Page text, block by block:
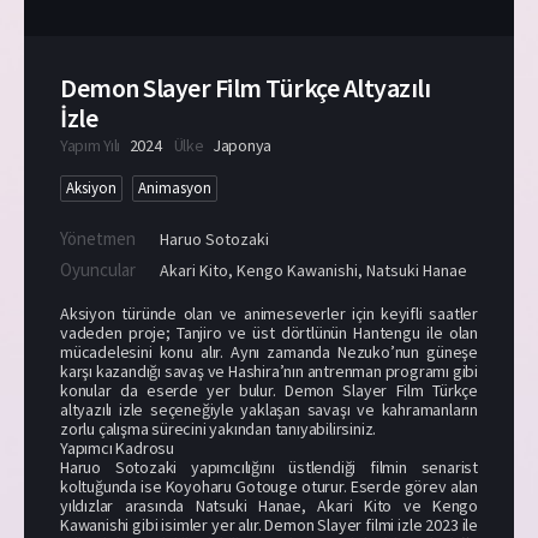
Demon Slayer Film Türkçe Altyazılı
İzle
Yapım Yılı 2024 Ülke Japonya
Aksiyon Animasyon
Yönetmen Haruo Sotozaki
Oyuncular Akari Kito, Kengo Kawanishi, Natsuki Hanae
Aksiyon türünde olan ve animeseverler için keyifli saatler
vadeden proje; Tanjiro ve üst dörtlünün Hantengu ile olan
mücadelesini konu alır. Aynı zamanda Nezuko’nun güneşe
karşı kazandığı savaş ve Hashira’nın antrenman programı gibi
konular da eserde yer bulur. Demon Slayer Film Türkçe
altyazılı izle seçeneğiyle yaklaşan savaşı ve kahramanların
zorlu çalışma sürecini yakından tanıyabilirsiniz.
Yapımcı Kadrosu
Haruo Sotozaki yapımcılığını üstlendiği filmin senarist
koltuğunda ise Koyoharu Gotouge oturur. Eserde görev alan
yıldızlar arasında Natsuki Hanae, Akari Kito ve Kengo
Kawanishi gibi isimler yer alır. Demon Slayer filmi izle 2023 ile